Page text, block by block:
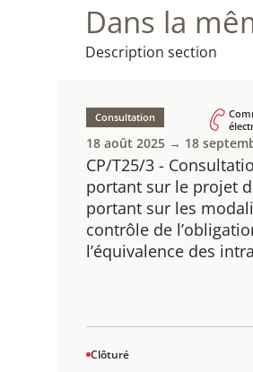
Dans la
Description section
CP/T25/3 -
portant sur le projet
portant sur les
contrôle de
l’équivalence des
Consultation
18 août 2025 → 18
Clôturé